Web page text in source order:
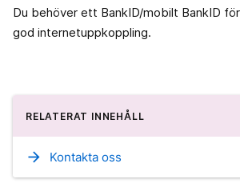
Du behöver ett BankID/mobilt BankID
god internetuppkoppling.
RELATERAT INNEHÅLL
arrow_forward Kontakta oss